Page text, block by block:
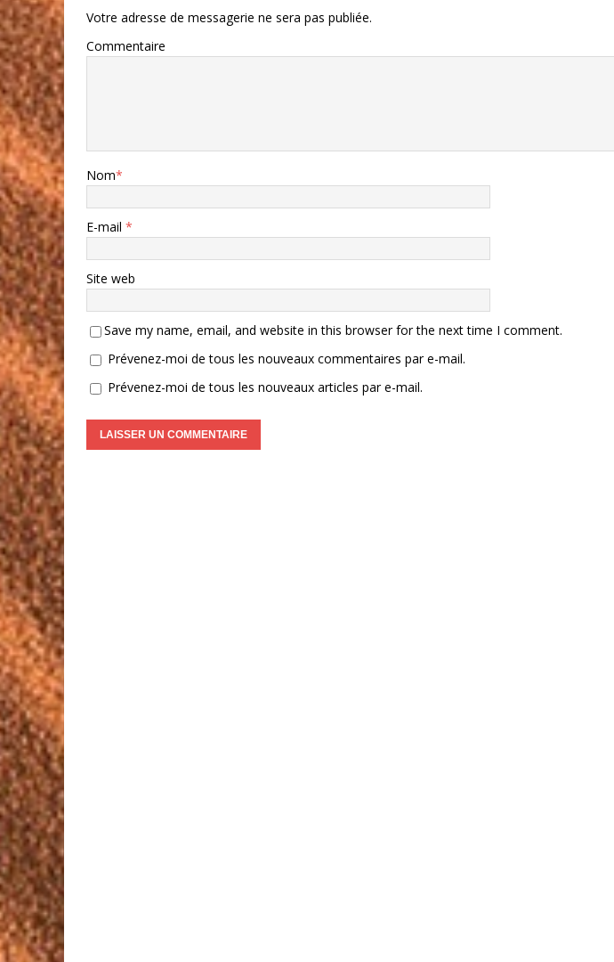
Votre adresse de messagerie ne sera pas publiée.
Commentaire
Nom*
E-mail *
Site web
Save my name, email, and website in this browser for the next time I comment.
Prévenez-moi de tous les nouveaux commentaires par e-mail.
Prévenez-moi de tous les nouveaux articles par e-mail.